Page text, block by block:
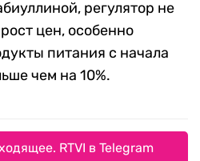
регулятор не
цен, особенно
питания с начала
чем на 10%.
RTVI в Telegram